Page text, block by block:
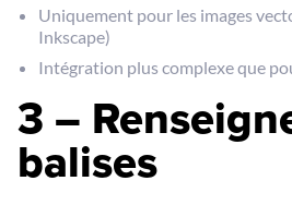
Uniquement pour les images
Inkscape)
Intégration plus complexe que
3 –
balises